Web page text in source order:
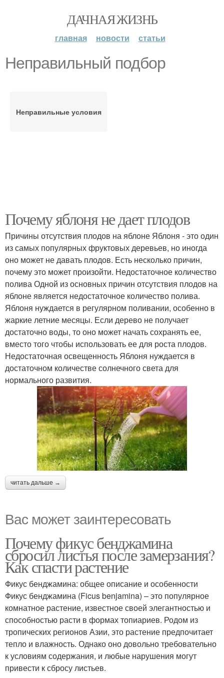
ДАЧНАЯ ЖИЗНЬ
главная новости статьи
Неправильный подбор
Неправильные условия
Почему яблоня не дает плодов
Причины отсутствия плодов на яблоне Яблоня - это один
из самых популярных фруктовых деревьев, но иногда
оно может не давать плодов. Есть несколько причин,
почему это может произойти. Недостаточное количество
полива Одной из основных причин отсутствия плодов на
яблоне является недостаточное количество полива.
Яблоня нуждается в регулярном поливании, особенно в
жаркие летние месяцы. Если дерево не получает
достаточно воды, то оно может начать сохранять ее,
вместо того чтобы использовать ее для роста плодов.
Недостаточная освещенность Яблоня нуждается в
достаточном количестве солнечного света для
нормального развития.
читать дальше →
Вас может заинтересовать
Почему фикус бенджамина
сбросил листья после замерзания?
Как спасти растение
Фикус бенджамина: общее описание и особенности
Фикус бенджамина (Ficus benjamina) – это популярное
комнатное растение, известное своей элегантностью и
способностью расти в формах топиариев. Родом из
тропических регионов Азии, это растение предпочитает
тепло и влажность. Однако оно довольно требовательно
к условиям содержания, и любые нарушения могут
привести к сбросу листьев.